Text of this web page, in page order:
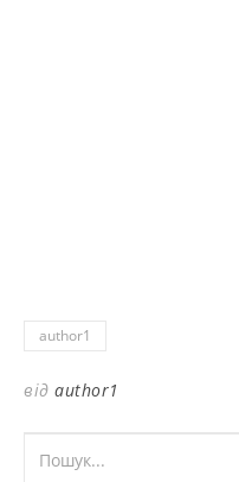
author1
від author1